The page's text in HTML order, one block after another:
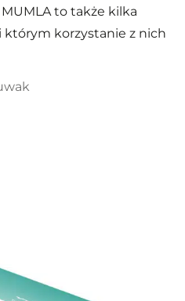
to także kilka
którym korzystanie z nich